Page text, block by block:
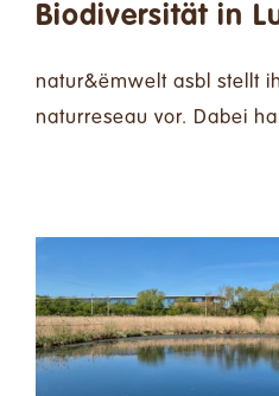
Biodiversität in
natur&ëmwelt asbl stellt
naturreseau vor. Dabei